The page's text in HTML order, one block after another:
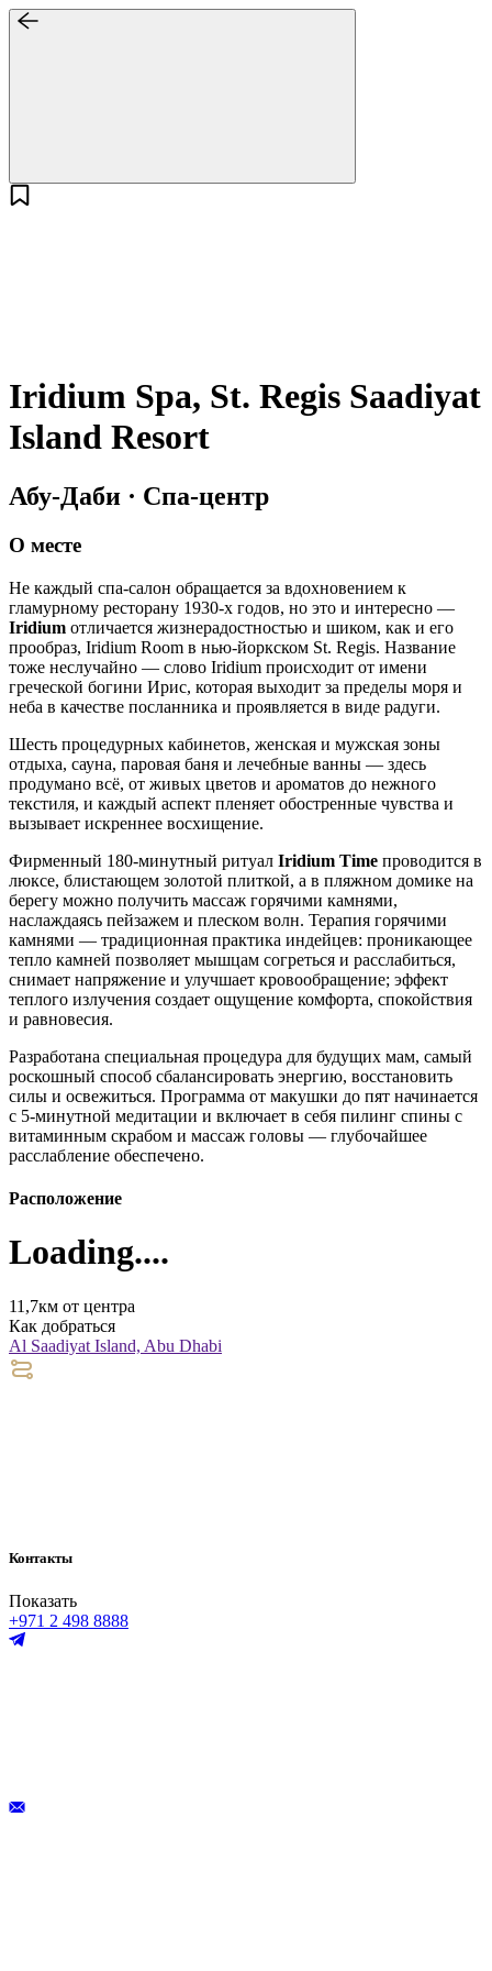
Iridium Spa, St. Regis Saadiyat
Island Resort
Абу-Даби · Спа-центр
О месте
Не каждый спа-салон обращается за вдохновением к
гламурному ресторану 1930-х годов, но это и интересно —
Iridium отличается жизнерадостностью и шиком, как и его
прообраз, Iridium Room в нью-йоркском St. Regis. Название
тоже неслучайно — слово Iridium происходит от имени
греческой богини Ирис, которая выходит за пределы моря и
неба в качестве посланника и проявляется в виде радуги.
Шесть процедурных кабинетов, женская и мужская зоны
отдыха, сауна, паровая баня и лечебные ванны — здесь
продумано всё, от живых цветов и ароматов до нежного
текстиля, и каждый аспект пленяет обостренные чувства и
вызывает искреннее восхищение.
Фирменный 180-минутный ритуал Iridium Time проводится в
люксе, блистающем золотой плиткой, а в пляжном домике на
берегу можно получить массаж горячими камнями,
наслаждаясь пейзажем и плеском волн. Терапия горячими
камнями — традиционная практика индейцев: проникающее
тепло камней позволяет мышцам согреться и расслабиться,
снимает напряжение и улучшает кровообращение; эффект
теплого излучения создает ощущение комфорта, спокойствия
и равновесия.
Разработана специальная процедура для будущих мам, самый
роскошный способ сбалансировать энергию, восстановить
силы и освежиться. Программа от макушки до пят начинается
с 5-минутной медитации и включает в себя пилинг спины с
витаминным скрабом и массаж головы — глубочайшее
расслабление обеспечено.
Расположение
Loading....
11,7км от центра
Как добраться
Al Saadiyat Island, Abu Dhabi
Контакты
Показать
+971 2 498 8888